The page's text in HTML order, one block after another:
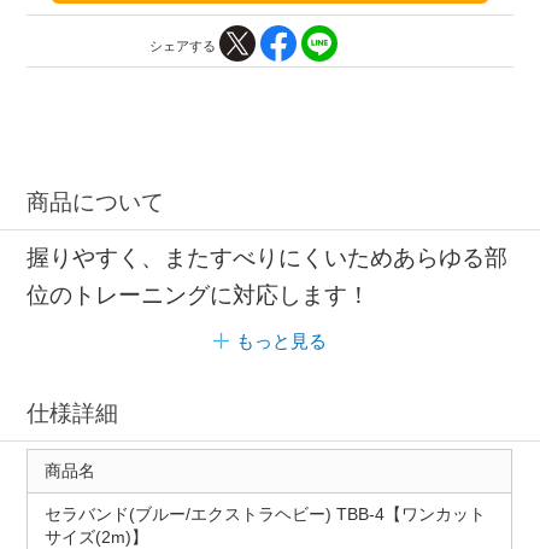
シェアする
商品について
握りやすく、またすべりにくいためあらゆる部
位のトレーニングに対応します！
もっと見る
仕様詳細
商品名
セラバンド(ブルー/エクストラヘビー) TBB-4【ワンカット
サイズ(2m)】